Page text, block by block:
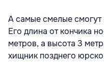
А самые смелые смогут
Его длина от кончика
метров, а высота 3
хищник позднего